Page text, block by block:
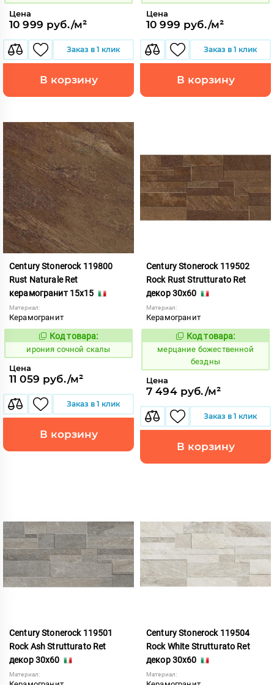
Цена
10 999 руб./м²
Заказ в 1 клик
В корзину
Цена
10 999 руб./м²
Заказ в 1 клик
В корзину
Century Stonerock 119800
Rust Naturale Ret
керамогранит 15x15
Материал:
Керамогранит
1105716
Код товара:
ирония сочной скалы
Цена
11 059 руб./м²
Заказ в 1 клик
В корзину
Century Stonerock 119502
Rock Rust Strutturato Ret
декор 30x60
Материал:
Керамогранит
969502
Код товара:
мерцание божественной
бездны
Цена
7 494 руб./м²
Заказ в 1 клик
В корзину
Century Stonerock 119501
Rock Ash Strutturato Ret
декор 30x60
Материал:
Century Stonerock 119504
Rock White Strutturato Ret
декор 30x60
Материал: